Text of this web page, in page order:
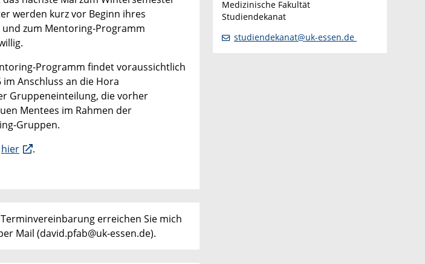
werden kurz vor Beginn ihres
zum Mentoring-Programm
Programm findet voraussichtlich
Anschluss an die Hora
Gruppeneinteilung, die vorher
Mentees im Rahmen der
Gruppen.
hier .
erreichen Sie mich
Mail (david.pfab@uk-essen.de).
Medizinische Fakultät
Studiendekanat
studiendekanat@uk-essen.de